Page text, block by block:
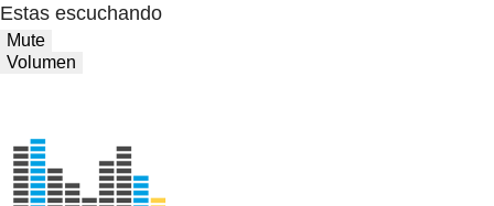
Estas escuchando
Mute
Volumen